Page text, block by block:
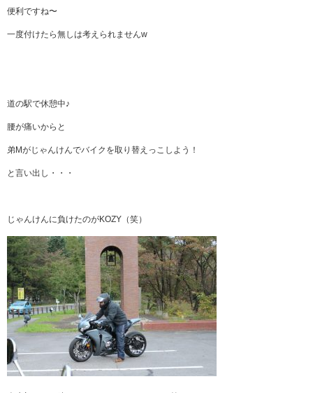
便利ですね〜
一度付けたら無しは考えられませんw
道の駅で休憩中♪
腰が痛いからと
弟Mがじゃんけんでバイクを取り替えっこしよう！
と言い出し・・・
じゃんけんに負けたのがKOZY（笑）